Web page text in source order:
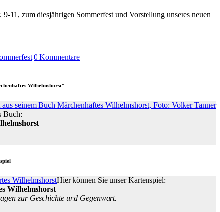
11, zum diesjährigen Sommerfest und Vorstellung unseres neuen
|0 Kommentare
Wilhelmshorst“
Buch:
Hier können Sie unser Kartenspiel:
Wilhelmshorst
zur Geschichte und Gegenwart.